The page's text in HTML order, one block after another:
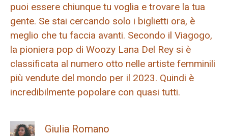
puoi essere chiunque tu voglia e trovare la tua
gente. Se stai cercando solo i biglietti ora, è
meglio che tu faccia avanti. Secondo il Viagogo,
la pioniera pop di Woozy Lana Del Rey si è
classificata al numero otto nelle artiste femminili
più vendute del mondo per il 2023. Quindi è
incredibilmente popolare con quasi tutti.
Giulia Romano